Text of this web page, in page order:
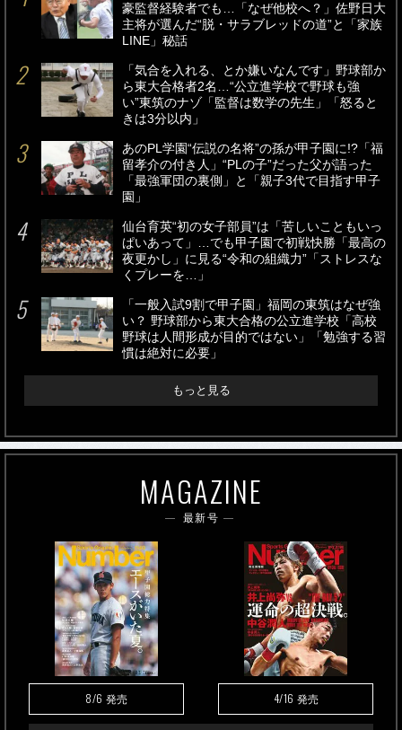
豪監督経験者でも…「なぜ他校へ？」佐野日大
主将が選んだ“脱・サラブレッドの道”と「家族
LINE」秘話
「気合を入れる、とか嫌いなんです」野球部か
ら東大合格者2名…“公立進学校で野球も強
い”東筑のナゾ「監督は数学の先生」「怒ると
きは3分以内」
あのPL学園“伝説の名将”の孫が甲子園に!?「福
留孝介の付き人」“PLの子”だった父が語った
「最強軍団の裏側」と「親子3代で目指す甲子
園」
仙台育英“初の女子部員”は「苦しいこともいっ
ぱいあって」…でも甲子園で初戦快勝「最高の
夜更かし」に見る“令和の組織力”「ストレスな
くプレーを…」
「一般入試9割で甲子園」福岡の東筑はなぜ強
い？ 野球部から東大合格の公立進学校「高校
野球は人間形成が目的ではない」「勉強する習
慣は絶対に必要」
もっと見る
MAGAZINE
最新号
8/6 発売 4/16 発売